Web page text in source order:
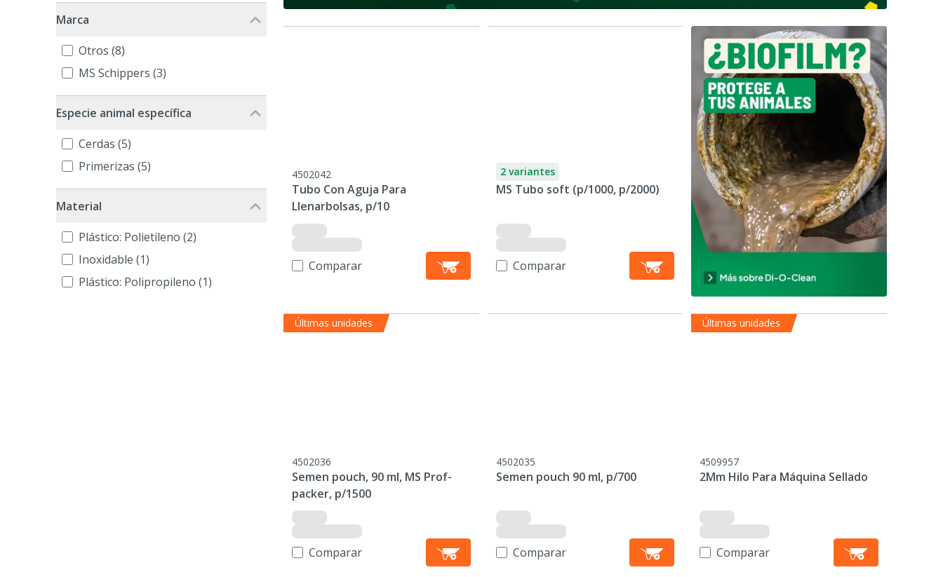
Marca
Otros (8)
MS Schippers (3)
Especie animal específica
Cerdas (5)
Primerizas (5)
Material
Plástico: Polietileno (2)
Inoxidable (1)
Plástico: Polipropileno (1)
4502042
Tubo Con Aguja Para
Llenarbolsas, p/10
Comparar
2 variantes
MS Tubo soft (p/1000, p/2000)
Comparar
Últimas unidades
4502036
Semen pouch, 90 ml, MS Prof-
packer, p/1500
Comparar
4502035
Semen pouch 90 ml, p/700
Comparar
Últimas unidades
4509957
2Mm Hilo Para Máquina Sellado
Comparar